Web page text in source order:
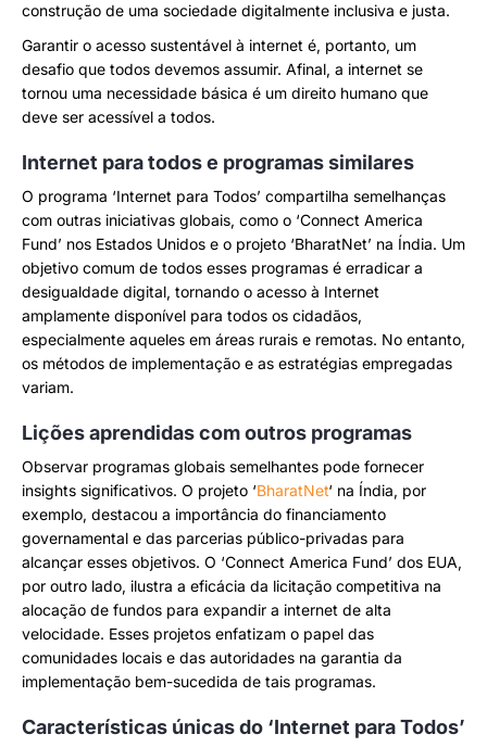
construção de uma sociedade digitalmente inclusiva e justa.
Garantir o acesso sustentável à internet é, portanto, um
desafio que todos devemos assumir. Afinal, a internet se
tornou uma necessidade básica é um direito humano que
deve ser acessível a todos.
Internet para todos e programas similares
O programa ‘Internet para Todos’ compartilha semelhanças
com outras iniciativas globais, como o ‘Connect America
Fund’ nos Estados Unidos e o projeto ‘BharatNet’ na Índia. Um
objetivo comum de todos esses programas é erradicar a
desigualdade digital, tornando o acesso à Internet
amplamente disponível para todos os cidadãos,
especialmente aqueles em áreas rurais e remotas. No entanto,
os métodos de implementação e as estratégias empregadas
variam.
Lições aprendidas com outros programas
Observar programas globais semelhantes pode fornecer
insights significativos. O projeto ‘BharatNet‘ na Índia, por
exemplo, destacou a importância do financiamento
governamental e das parcerias público-privadas para
alcançar esses objetivos. O ‘Connect America Fund’ dos EUA,
por outro lado, ilustra a eficácia da licitação competitiva na
alocação de fundos para expandir a internet de alta
velocidade. Esses projetos enfatizam o papel das
comunidades locais e das autoridades na garantia da
implementação bem-sucedida de tais programas.
Características únicas do ‘Internet para Todos’